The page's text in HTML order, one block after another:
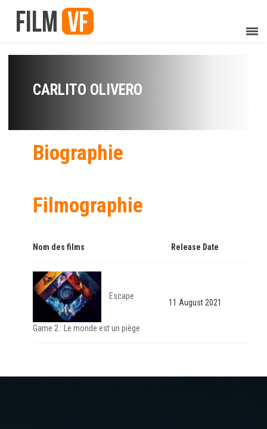
CARLITO OLIVERO
Biographie
Filmographie
Nom des films Release Date
Escape
Game 2 : Le monde est un piège
11 August 2021